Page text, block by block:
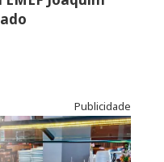
Publicidade